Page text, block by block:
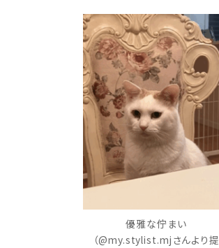
優雅な佇まい
（@my.stylist.mjさんより提